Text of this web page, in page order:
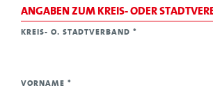
ANGABEN ZUM KREIS- ODER
KREIS- O. STADTVERBAND*
VORNAME *